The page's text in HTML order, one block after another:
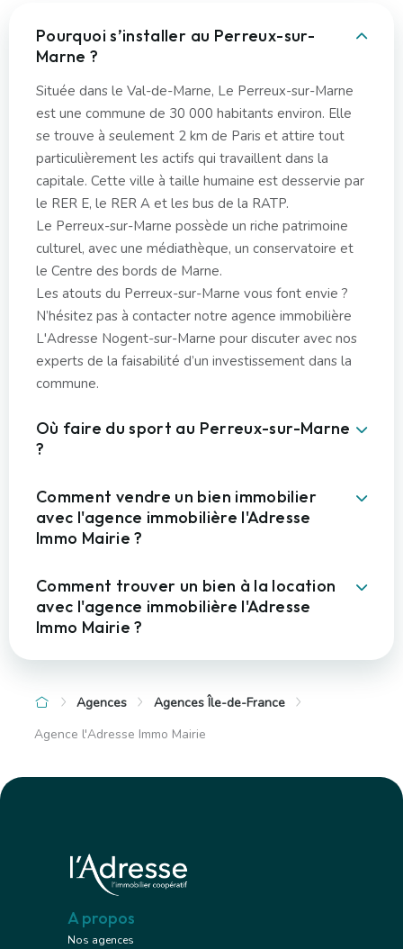
Pourquoi s’installer au Perreux-sur-
Marne ?
Située dans le Val-de-Marne, Le Perreux-sur-Marne
est une commune de 30 000 habitants environ. Elle
se trouve à seulement 2 km de Paris et attire tout
particulièrement les actifs qui travaillent dans la
capitale. Cette ville à taille humaine est desservie par
le RER E, le RER A et les bus de la RATP.
Le Perreux-sur-Marne possède un riche patrimoine
culturel, avec une médiathèque, un conservatoire et
le Centre des bords de Marne.
Les atouts du Perreux-sur-Marne vous font envie ?
N’hésitez pas à contacter notre agence immobilière
L'Adresse Nogent-sur-Marne pour discuter avec nos
experts de la faisabilité d’un investissement dans la
commune.
Où faire du sport au Perreux-sur-Marne
?
Comment vendre un bien immobilier
avec l'agence immobilière l'Adresse
Immo Mairie ?
Comment trouver un bien à la location
avec l'agence immobilière l'Adresse
Immo Mairie ?
Agences
Agences Île-de-France
Agence l'Adresse Immo Mairie
A propos
Nos agences